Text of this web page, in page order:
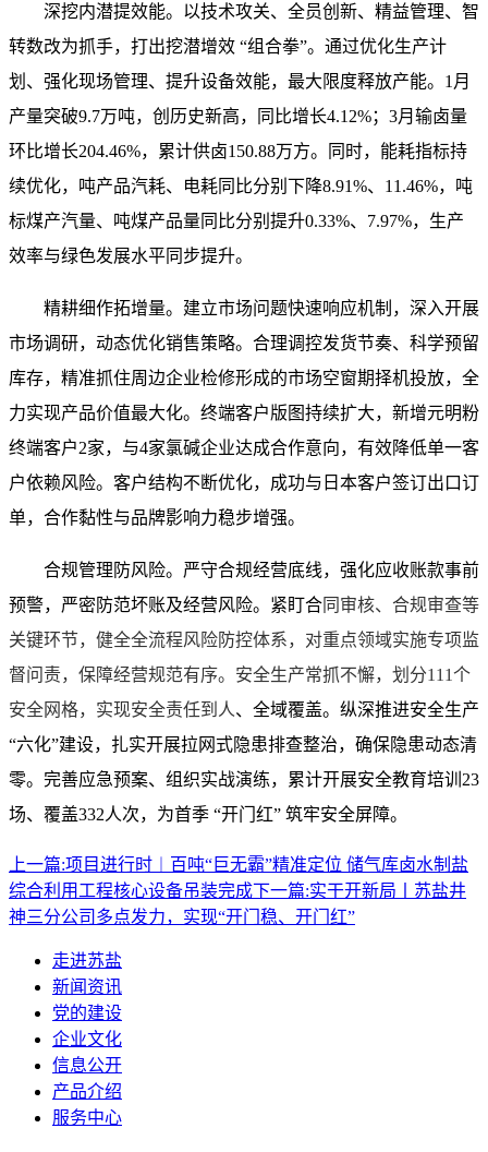
深挖内潜提效能。以技术攻关、全员创新、精益管理、智
转数改为抓手，打出挖潜增效 “组合拳”。通过优化生产计
划、强化现场管理、提升设备效能，最大限度释放产能。1月
产量突破9.7万吨，创历史新高，同比增长4.12%；3月输卤量
环比增长204.46%，累计供卤150.88万方。同时，能耗指标持
续优化，吨产品汽耗、电耗同比分别下降8.91%、11.46%，吨
标煤产汽量、吨煤产品量同比分别提升0.33%、7.97%，生产
效率与绿色发展水平同步提升。
精耕细作拓增量。建立市场问题快速响应机制，深入开展
市场调研，动态优化销售策略。合理调控发货节奏、科学预留
库存，精准抓住周边企业检修形成的市场空窗期择机投放，全
力实现产品价值最大化。终端客户版图持续扩大，新增元明粉
终端客户2家，与4家氯碱企业达成合作意向，有效降低单一客
户依赖风险。客户结构不断优化，成功与日本客户签订出口订
单，合作黏性与品牌影响力稳步增强。
合规管理防风险。严守合规经营底线，强化应收账款事前
预警，严密防范坏账及经营风险。紧盯合同审核、合规审查等
关键环节，健全全流程风险防控体系，对重点领域实施专项监
督问责，保障经营规范有序。安全生产常抓不懈，划分111个
安全网格，实现安全责任到人、全域覆盖。纵深推进安全生产
“六化”建设，扎实开展拉网式隐患排查整治，确保隐患动态清
零。完善应急预案、组织实战演练，累计开展安全教育培训23
场、覆盖332人次，为首季 “开门红” 筑牢安全屏障。
上一篇:项目进行时︱百吨“巨无霸”精准定位 储气库卤水制盐
综合利用工程核心设备吊装完成下一篇:实干开新局丨苏盐井
神三分公司多点发力，实现“开门稳、开门红”
走进苏盐
新闻资讯
党的建设
企业文化
信息公开
产品介绍
服务中心